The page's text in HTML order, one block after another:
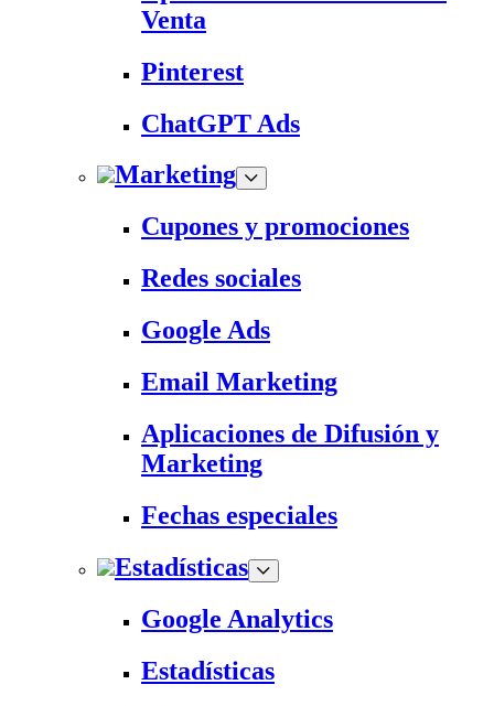
Venta
Pinterest
ChatGPT Ads
Marketing
Cupones y promociones
Redes sociales
Google Ads
Email Marketing
Aplicaciones de Difusión y
Marketing
Fechas especiales
Estadísticas
Google Analytics
Estadísticas